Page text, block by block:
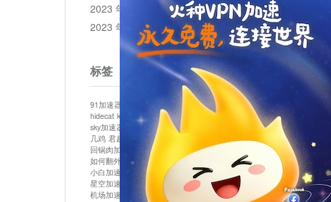
2023 年 12 月
2023 年 11 月
标签
91加速器 bluelayer加速器
clash节点
hidecat kuai500 panda加速器
plex加速器
sky加速器
telegram加速器 中信加速器
云梯加速器
几鸡 君越加速器 哔咔漫画加速器
唐师傅加速器
回锅肉加速器
坚果加速器 壹点加速器
如何翻外墙网站 小哈vp加速器
小火箭加速器
小白加速器
布谷vp加速器 心阶云 快连
星空加速器
最新版clash安卓下载
月光加速器
机场加速器
松果云 极快加速器
梯子加速器